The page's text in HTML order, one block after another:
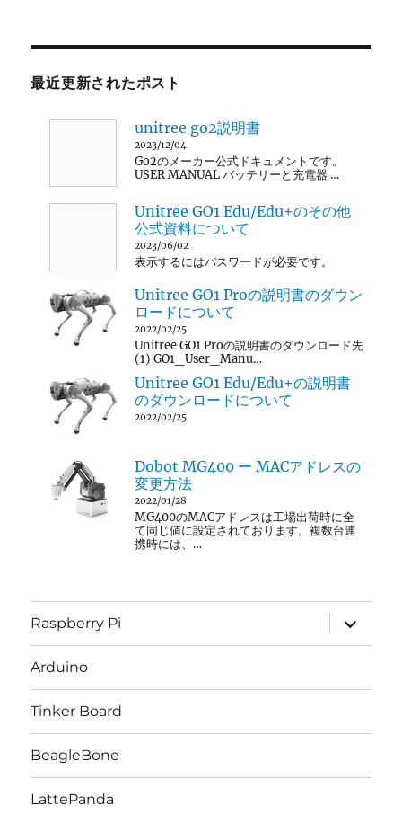
最近更新されたポスト
unitree go2説明書
2023/12/04
Go2のメーカー公式ドキュメントです。
USER MANUAL バッテリーと充電器 …
Unitree GO1 Edu/Edu+のその他
公式資料について
2023/06/02
表示するにはパスワードが必要です。
Unitree GO1 Proの説明書のダウン
ロードについて
2022/02/25
Unitree GO1 Proの説明書のダウンロード先
(1) GO1_User_Manu…
Unitree GO1 Edu/Edu+の説明書
のダウンロードについて
2022/02/25
Dobot MG400 ー MACアドレスの
変更方法
2022/01/28
MG400のMACアドレスは工場出荷時に全
て同じ値に設定されております。複数台連
携時には、…
Raspberry Pi
サ
ブ
メ
ー
開
Arduino
Tinker Board
BeagleBone
LattePanda